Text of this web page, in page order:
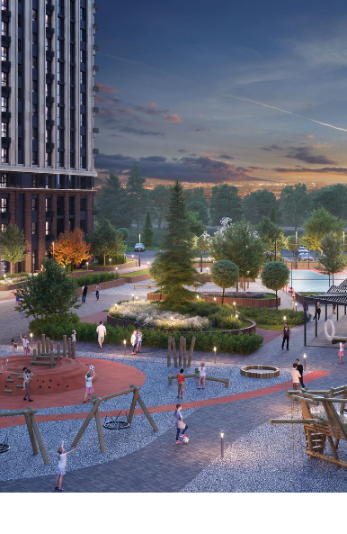
Экорайон
«Вересаево»
ЖК
«Левобережье» ЖК
мкр. «Губернский» СК «Достояние»